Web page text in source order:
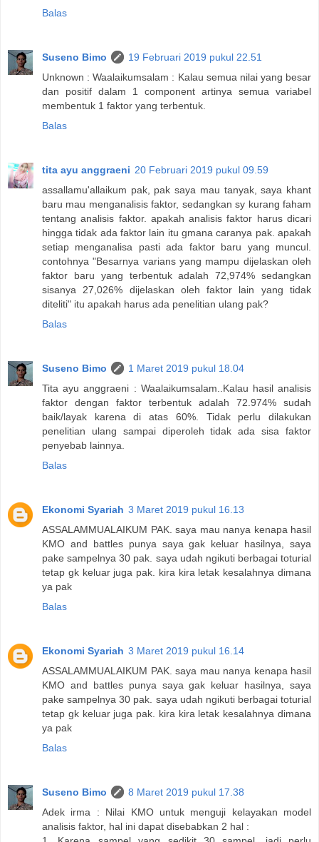
Balas
Suseno Bimo
19 Februari 2019 pukul 22.51
Unknown : Waalaikumsalam : Kalau semua nilai yang besar
dan positif dalam 1 component artinya semua variabel
membentuk 1 faktor yang terbentuk.
Balas
tita ayu anggraeni 20 Februari 2019 pukul 09.59
assallamu'allaikum pak, pak saya mau tanyak, saya khant
baru mau menganalisis faktor, sedangkan sy kurang faham
tentang analisis faktor. apakah analisis faktor harus dicari
hingga tidak ada faktor lain itu gmana caranya pak. apakah
setiap menganalisa pasti ada faktor baru yang muncul.
contohnya "Besarnya varians yang mampu dijelaskan oleh
faktor baru yang terbentuk adalah 72,974% sedangkan
sisanya 27,026% dijelaskan oleh faktor lain yang tidak
diteliti" itu apakah harus ada penelitian ulang pak?
Balas
Suseno Bimo
1 Maret 2019 pukul 18.04
Tita ayu anggraeni : Waalaikumsalam..Kalau hasil analisis
faktor dengan faktor terbentuk adalah 72.974% sudah
baik/layak karena di atas 60%. Tidak perlu dilakukan
penelitian ulang sampai diperoleh tidak ada sisa faktor
penyebab lainnya.
Balas
Ekonomi Syariah 3 Maret 2019 pukul 16.13
ASSALAMMUALAIKUM PAK. saya mau nanya kenapa hasil
KMO and battles punya saya gak keluar hasilnya, saya
pake sampelnya 30 pak. saya udah ngikuti berbagai toturial
tetap gk keluar juga pak. kira kira letak kesalahnya dimana
ya pak
Balas
Ekonomi Syariah 3 Maret 2019 pukul 16.14
ASSALAMMUALAIKUM PAK. saya mau nanya kenapa hasil
KMO and battles punya saya gak keluar hasilnya, saya
pake sampelnya 30 pak. saya udah ngikuti berbagai toturial
tetap gk keluar juga pak. kira kira letak kesalahnya dimana
ya pak
Balas
Suseno Bimo
8 Maret 2019 pukul 17.38
Adek irma : Nilai KMO untuk menguji kelayakan model
analisis faktor, hal ini dapat disebabkan 2 hal :